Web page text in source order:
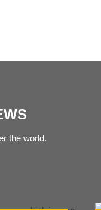
the world.